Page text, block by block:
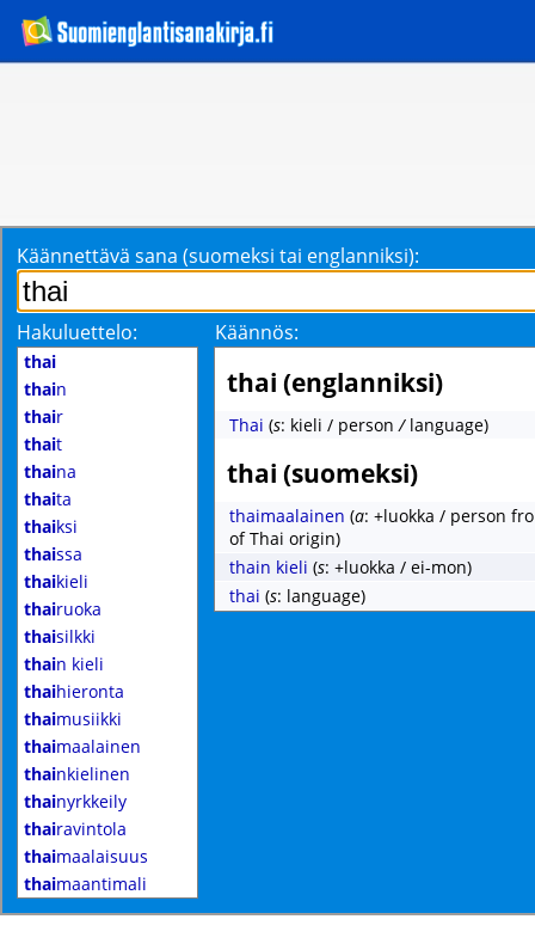
Käännettävä sana (suomeksi tai englanniksi):
Hakuluettelo: Käännös:
thai
thain
thair
thait
thaina
thaita
thaiksi
thaissa
thaikieli
thairuoka
thaisilkki
thain kieli
thaihieronta
thaimusiikki
thaimaalainen
thainkielinen
thainyrkkeily
thairavintola
thaimaalaisuus
thaimaantimali
thai (englanniksi)
Thai (s: kieli / person/ language)
thai (suomeksi)
thaimaalainen (a: +luokka / person
of Thai origin)
thain kieli (s: +luokka / ei-mon)
thai (s: language)